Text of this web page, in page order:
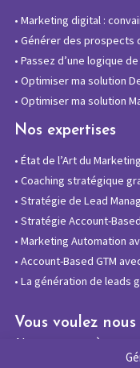
• Marketing digital :
• Générer des prospects
• Passez d’une logique
• Optimiser ma solution
• Optimiser ma solution
Nos expertises
• État de l’Art du
• Coaching stratégique
• Stratégie de Lead
• Stratégie Account-
• Marketing Automation
• Account-Based GTM
• La génération de leads
Vous voulez nous
Abonnez-vous à notre